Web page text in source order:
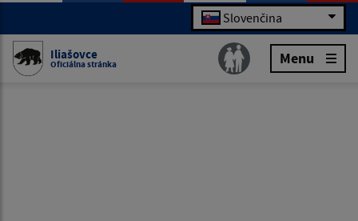
Slovenčina
Iliašovce
Oficiálna stránka Menu